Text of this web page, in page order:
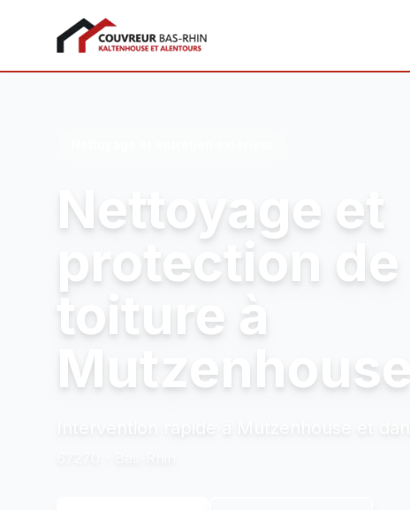
Couvreur Bas-Rhin
Nettoyage et
protection de
toiture à
Mutzenhouse